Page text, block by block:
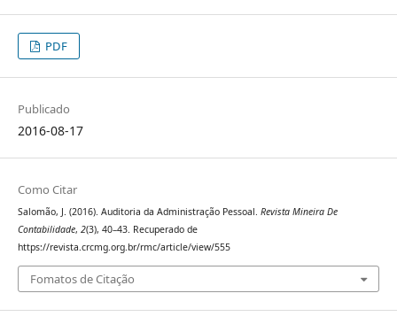
PDF
Publicado
2016-08-17
Como Citar
Salomão, J. (2016). Auditoria da Administração Pessoal. Revista Mineira De
Contabilidade, 2(3), 40–43. Recuperado de
https://revista.crcmg.org.br/rmc/article/view/555
Fomatos de Citação